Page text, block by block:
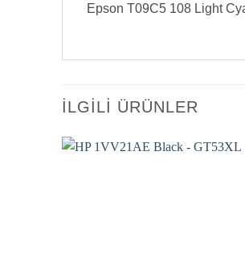
Epson T09C5 108 Light
İLGILI ÜRÜNLER